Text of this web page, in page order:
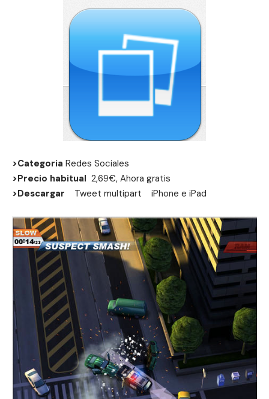
>Categoria Redes Sociales
>Precio habitual 2,69€, Ahora gratis
>Descargar
Tweet multipart iPhone e iPad